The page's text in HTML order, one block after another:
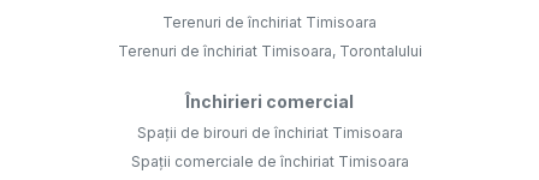
Terenuri de închiriat Timisoara
Terenuri de închiriat Timisoara, Torontalului
Închirieri comercial
Spații de birouri de închiriat Timisoara
Spații comerciale de închiriat Timisoara